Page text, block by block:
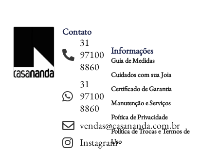
Contato
31
97100
8860
31
97100
8860
vendas@casananda.com.br
Instagram
Informações
Guia de Medidas
Cuidados com sua Joia
Certificado de Garantia
Manutenção e Serviços
Poítica de Privacidade
Política de Trocas e Termos de
Uso